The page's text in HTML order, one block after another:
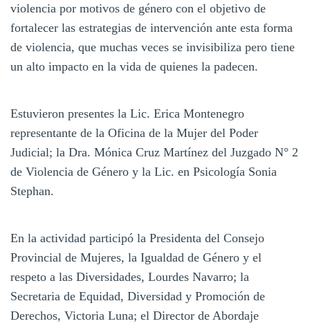
violencia por motivos de género con el objetivo de
fortalecer las estrategias de intervención ante esta forma
de violencia, que muchas veces se invisibiliza pero tiene
un alto impacto en la vida de quienes la padecen.
Estuvieron presentes la Lic. Erica Montenegro
representante de la Oficina de la Mujer del Poder
Judicial; la Dra. Mónica Cruz Martínez del Juzgado N° 2
de Violencia de Género y la Lic. en Psicología Sonia
Stephan.
En la actividad participó la Presidenta del Consejo
Provincial de Mujeres, la Igualdad de Género y el
respeto a las Diversidades, Lourdes Navarro; la
Secretaria de Equidad, Diversidad y Promoción de
Derechos, Victoria Luna; el Director de Abordaje